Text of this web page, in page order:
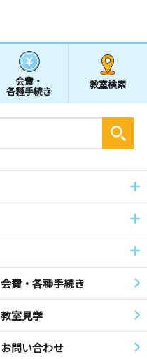
会費・
各種手続き
教室検索
会費・各種手続き
教室見学
お問い合わせ